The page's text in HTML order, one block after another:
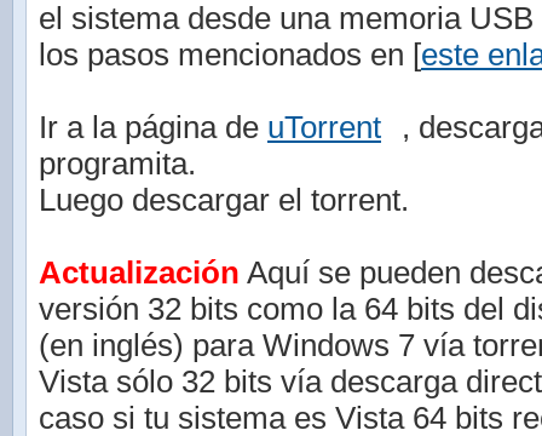
el sistema desde una memoria
los pasos mencionados en [este
Ir a la página de uTorrent
,
programita.
Luego descargar el torrent.
Actualización Aquí se pueden
versión 32 bits como la 64 bits del
(en inglés) para Windows 7 vía
Vista sólo 32 bits vía descarga
caso si tu sistema es Vista 64 bits